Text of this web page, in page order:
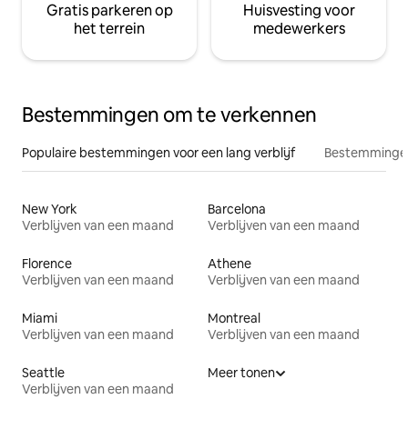
Gratis parkeren op
het terrein
Huisvesting voor
medewerkers
Bestemmingen om te verkennen
Populaire bestemmingen voor een lang verblijf
New York
Verblijven van een maand
Barcelona
Verblijven van een maand
Florence
Verblijven van een maand
Athene
Verblijven van een maand
Miami
Verblijven van een maand
Montreal
Verblijven van een maand
Seattle
Verblijven van een maand
Meer tonen